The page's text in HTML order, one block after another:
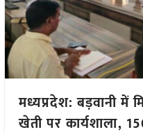
मध्यप्रदेश: बड़वानी में
खेती पर कार्यशाला,